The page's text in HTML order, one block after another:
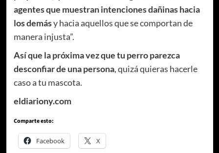
agentes que muestran intenciones dañinas hacia
los demásy hacia aquellos que se comportan de
manera injusta”.
Así que la próxima vez que tu perro parezca
desconfiar de una persona, quizá quieras hacerle
caso a tu mascota.
eldiariony.com
Comparte esto:
Facebook X